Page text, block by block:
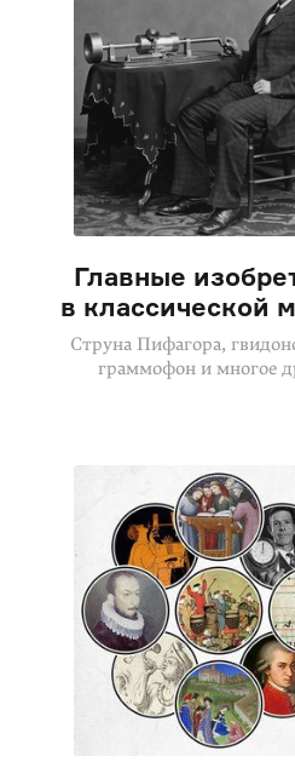
Главные
в классической
Струна Пифагора,
граммофон и многое